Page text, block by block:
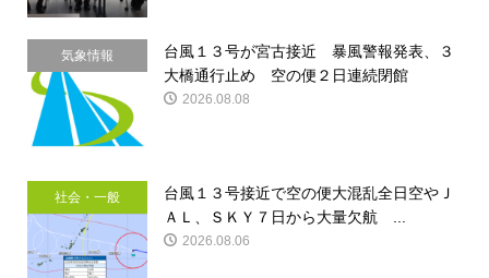
気象情報
台風１３号が宮古接近 暴風警報発表、３
大橋通行止め 空の便２日連続閉館
2026.08.08
社会・一般
台風１３号接近で空の便大混乱全日空やＪ
ＡＬ、ＳＫＹ７日から大量欠航 ...
2026.08.06